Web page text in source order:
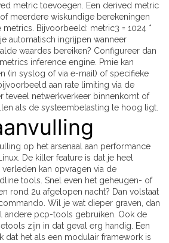
metric toevoegen. Een derived metric
meerdere wiskundige berekeningen
metrics. Bijvoorbeeld: metric3 = 1024 *
automatisch ingrijpen wanneer
waardes bereiken? Configureer dan
inference engine. Pmie kan
(in syslog of via e-mail) of specifieke
aan rate limiting via de
teveel netwerkverkeer binnenkomt of
als de systeembelasting te hoog ligt.
op het arsenaal aan performance
De killer feature is dat je heel
kan opvragen via de
tools. Snel even het geheugen- of
rond 2u afgelopen nacht? Dan volstaat
Wil je wat dieper graven, dan
andere pcp-tools gebruiken. Ook de
zijn in dat geval erg handig. Een
dat het als een modulair framework is